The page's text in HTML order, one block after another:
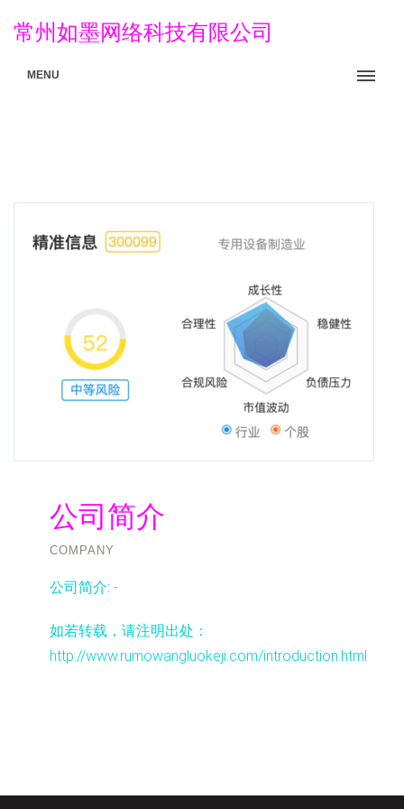
常州如墨网络科技有限公司
MENU
公司简介
COMPANY
公司简介: -
如若转载，请注明出处：
http://www.rumowangluokeji.com/introduction.html